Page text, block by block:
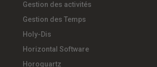
Gestion des activités
Gestion des Temps
Holy-Dis
Horizontal Software
Horoquartz